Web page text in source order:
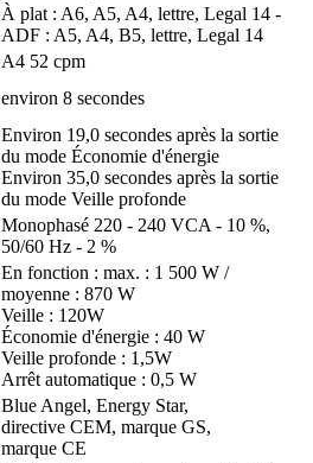
À plat : A6, A5, A4, lettre, Legal 14 -
ADF : A5, A4, B5, lettre, Legal 14
A4 52 cpm
environ 8 secondes
Environ 19,0 secondes après la sortie
du mode Économie d'énergie
Environ 35,0 secondes après la sortie
du mode Veille profonde
Monophasé 220 - 240 VCA - 10 %,
50/60 Hz - 2 %
En fonction : max. : 1 500 W /
moyenne : 870 W
Veille : 120W
Économie d'énergie : 40 W
Veille profonde : 1,5W
Arrêt automatique : 0,5 W
Blue Angel, Energy Star,
directive CEM, marque GS,
marque CE